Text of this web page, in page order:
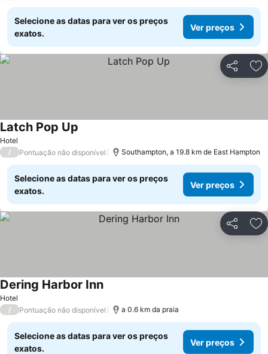
Selecione as datas para ver os preços
exatos.
Ver preços
Partilhar
Hotel
Latch Pop Up
/ Pontuação não disponível Southampton, a 19.8 km de East Hampton
Selecione as datas para ver os preços
exatos.
Ver preços
Partilhar
Hotel
Dering Harbor Inn
/ Pontuação não disponível a 0.6 km da praia
Selecione as datas para ver os preços
exatos.
Ver preços